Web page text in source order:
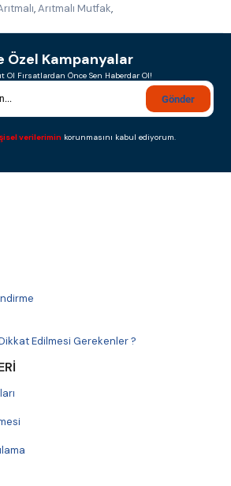
, Arıtmalı Mutfak,
Özel Kampanyalar
Ol Fırsatlardan Önce Sen Haberdar Ol!
Gönder
verilerimin korunmasını kabul ediyorum.
Edilmesi Gerekenler ?